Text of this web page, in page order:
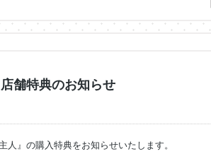
舗特典のお知らせ
』の購入特典をお知らせいたします。